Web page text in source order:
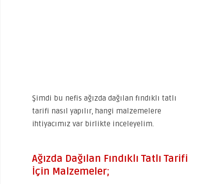
Şimdi bu nefis ağızda dağılan fındıklı tatlı
tarifi nasıl yapılır, hangi malzemelere
ihtiyacımız var birlikte inceleyelim.
Ağızda Dağılan Fındıklı Tatlı Tarifi
İçin Malzemeler;